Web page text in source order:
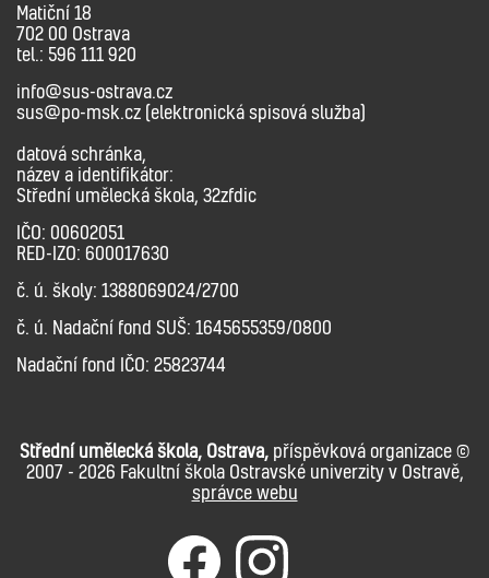
Matiční 18
702 00 Ostrava
tel.: 596 111 920
info@sus-ostrava.cz
sus@po-msk.cz (elektronická spisová služba)
datová schránka,
název a identifikátor:
Střední umělecká škola, 32zfdic
IČO: 00602051
RED-IZO: 600017630
č. ú. školy: 1388069024/2700
č. ú. Nadační fond SUŠ: 1645655359/0800
Nadační fond IČO: 25823744
Střední umělecká škola, Ostrava, příspěvková organizace ©
2007 - 2026 Fakultní škola Ostravské univerzity v Ostravě,
správce webu